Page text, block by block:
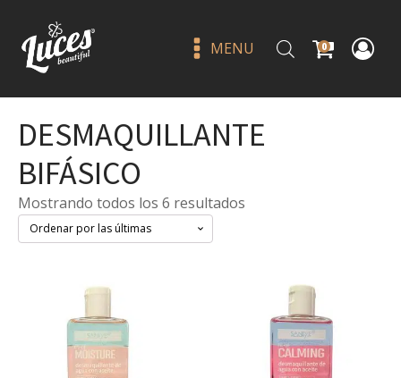
MENU 0
DESMAQUILLANTE
BIFÁSICO
Mostrando todos los 6 resultados
+ ADD